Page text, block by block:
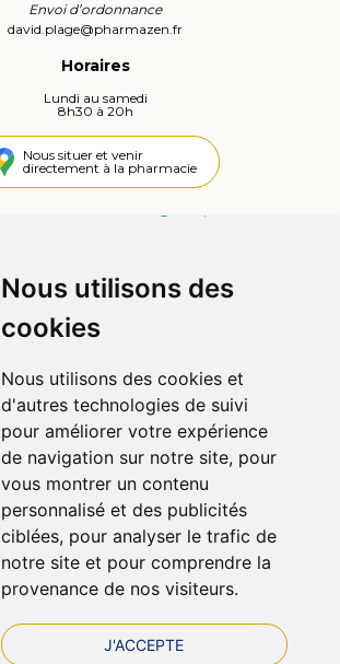
Nous utilisons des
cookies
Nous utilisons des cookies et
d'autres technologies de suivi
pour améliorer votre expérience
de navigation sur notre site, pour
vous montrer un contenu
personnalisé et des publicités
ciblées, pour analyser le trafic de
notre site et pour comprendre la
provenance de nos visiteurs.
J'ACCEPTE
Envoi d’ordonnance
david.plage@pharmazen.fr
Horaires
Lundi au samedi
8h30 à 20h
Nous situer et venir
directement à la pharmacie
Informations
Qui sommes-nous ?
Déclarer un effet indésirable
Mentions légales
CGV
Données personnelles
Cookies
Préférences Cookies